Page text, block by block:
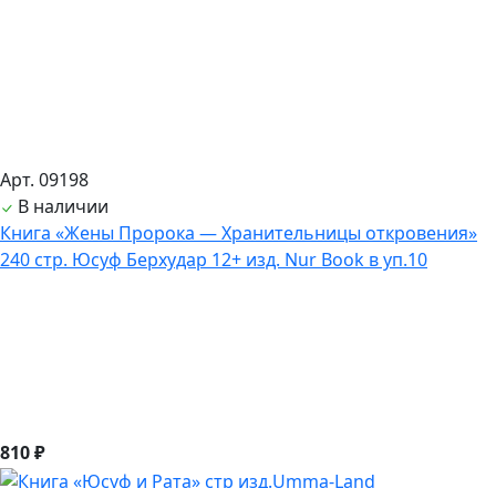
Арт. 09198
В наличии
Книга «Жены Пророка — Хранительницы откровения»
240 стр. Юсуф Берхудар 12+ изд. Nur Book в уп.10
810 ₽